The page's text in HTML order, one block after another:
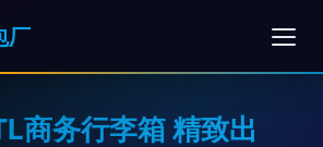
厂
商务行李箱 精致出